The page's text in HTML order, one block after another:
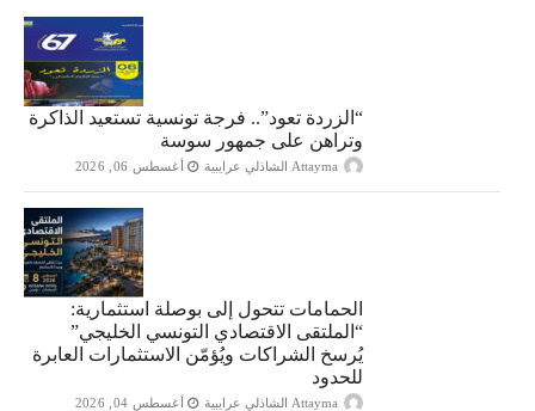
“الزردة تعود”.. فرجة تونسية تستعيد الذاكرة
وتراهن على جمهور سوسة
Attayma الشاذلي عرايبية أغسطس 06, 2026
الحمامات تتحول إلى بوصلة استثمارية:
“الملتقى الاقتصادي التونسي الخليجي”
يُرسخ الشراكات ويُؤمّن الاستثمارات العابرة
للحدود
Attayma الشاذلي عرايبية أغسطس 04, 2026